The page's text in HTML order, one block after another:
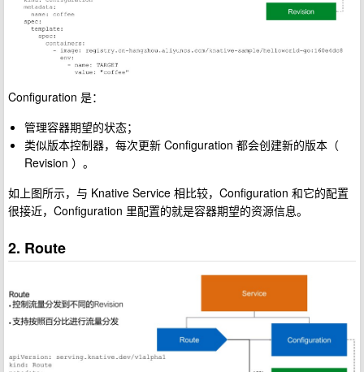
Configuration 是：
管理容器期望的状态；
类似版本控制器，每次更新 Configuration 都会创建新的版本（
Revision ）。
如上图所示，与 Knative Service 相比较，Configuration 和它的配置
很接近，Configuration 里配置的就是容器期望的资源信息。
2. Route